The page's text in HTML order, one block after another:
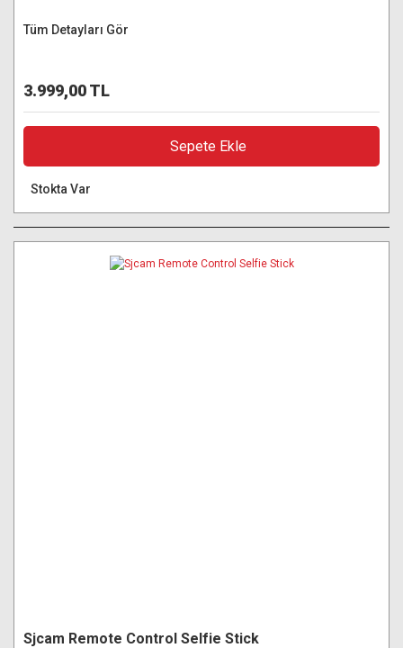
Tüm Detayları Gör
3.999,00 TL
Sepete Ekle
Stokta Var
Sjcam Remote Control Selfie Stick